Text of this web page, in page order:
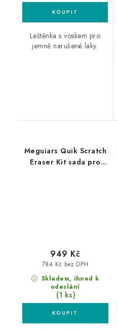
Leštěnka s voskem pro
jemně narušené laky.
Meguiars Quik Scratch
Eraser Kit sada pro
Skladem, ihned k
odeslání
(1 ks)
784 Kč bez DPH
949 Kč